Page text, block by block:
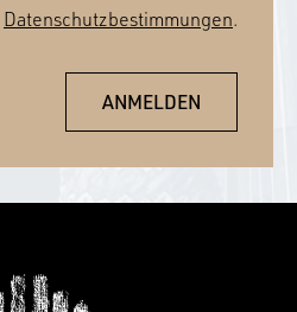
Datenschutzbestimmungen.